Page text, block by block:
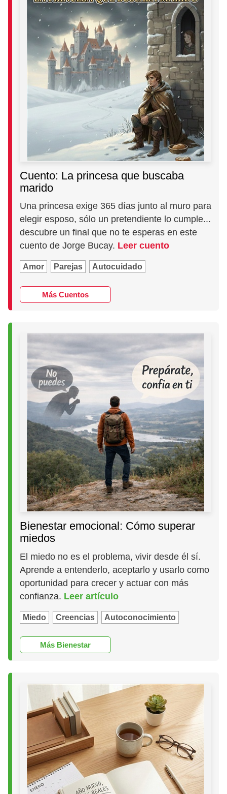
Cuento: La princesa que buscaba
marido
Una princesa exige 365 días junto al muro para
elegir esposo, sólo un pretendiente lo cumple...
descubre un final que no te esperas en este
cuento de Jorge Bucay. Leer cuento
Amor Parejas Autocuidado
Más Cuentos
Bienestar emocional: Cómo superar
miedos
El miedo no es el problema, vivir desde él sí.
Aprende a entenderlo, aceptarlo y usarlo como
oportunidad para crecer y actuar con más
confianza. Leer artículo
Miedo Creencias Autoconocimiento
Más Bienestar